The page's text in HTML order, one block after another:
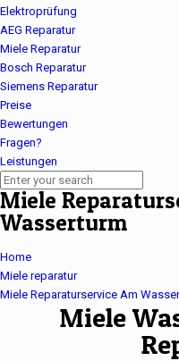
Elektroprüfung
AEG Reparatur
Miele Reparatur
Bosch Reparatur
Siemens Reparatur
Preise
Bewertungen
Fragen?
Leistungen
Miele
Wasserturm
Home
Miele reparatur
Miele Reparaturservice Am
Miele